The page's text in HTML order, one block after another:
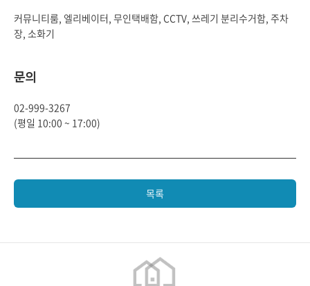
커뮤니티룸, 엘리베이터, 무인택배함, CCTV, 쓰레기 분리수거함, 주차
장, 소화기
문의
02-999-3267
(평일 10:00 ~ 17:00)
목록